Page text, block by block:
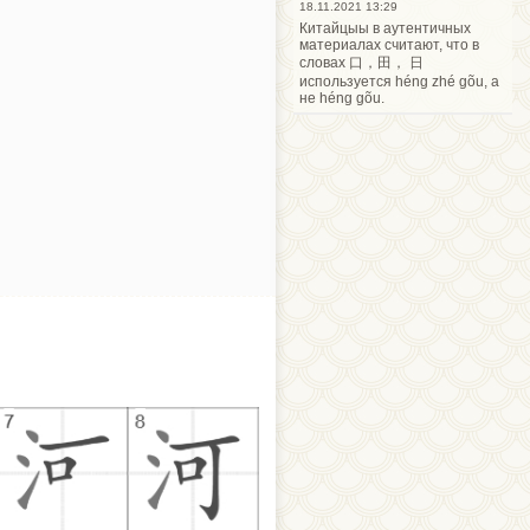
18.11.2021 13:29
Китайцыы в аутентичных
материалах считают, что в
словах 口，田， 日
используется héng zhé gõu, а
не héng gõu.